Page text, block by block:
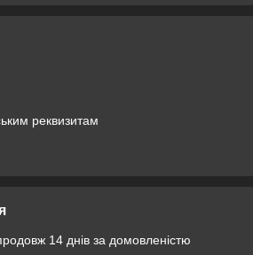
реквизитам
14 днів за домовленістю